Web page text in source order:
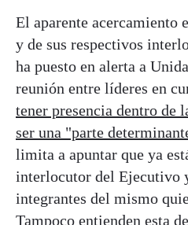
El aparente acercamiento
y de sus respectivos
ha puesto en alerta a
reunión entre líderes en
tener presencia dentro de
ser una "parte
limita a apuntar que ya
interlocutor del Ejecutivo
integrantes del mismo
Tampoco entienden esta